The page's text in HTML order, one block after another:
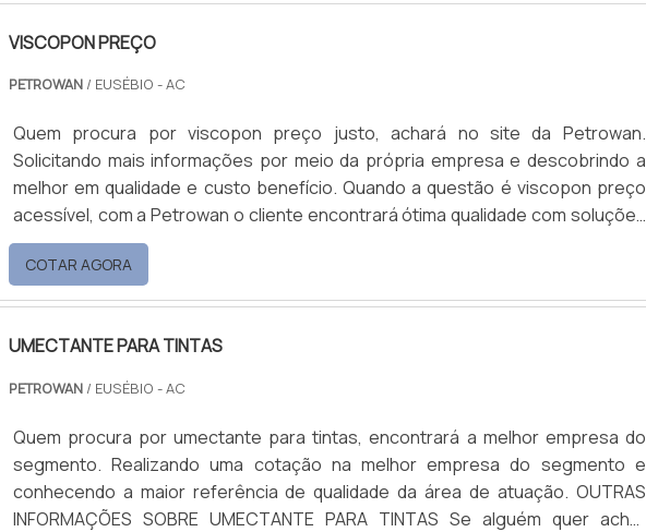
VISCOPON PREÇO
PETROWAN / EUSÉBIO - AC
Quem procura por viscopon preço justo, achará no site da Petrowan.
Solicitando mais informações por meio da própria empresa e descobrindo a
melhor em qualidade e custo benefício. Quando a questão é viscopon preço
acessível, com a Petrowan o cliente encontrará ótima qualidade com soluções
de distribuição de produtos químicos. MAIS DETALHES SOBRE VISCOPON
PREÇO A Petrowan objetiva sua energia em proporcionar uma estrutura com
escritório d...
COTAR AGORA
UMECTANTE PARA TINTAS
PETROWAN / EUSÉBIO - AC
Quem procura por umectante para tintas, encontrará a melhor empresa do
segmento. Realizando uma cotação na melhor empresa do segmento e
conhecendo a maior referência de qualidade da área de atuação. OUTRAS
INFORMAÇÕES SOBRE UMECTANTE PARA TINTAS Se alguém quer achar